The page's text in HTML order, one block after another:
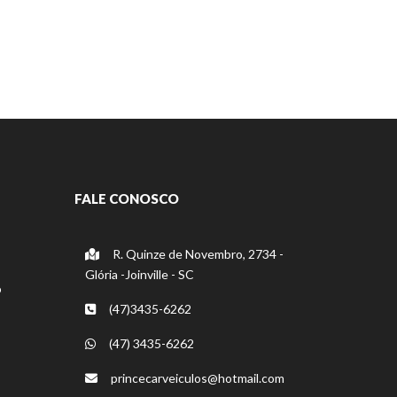
FALE CONOSCO
R. Quinze de Novembro, 2734 -
Glória -Joinville - SC
(47)3435-6262
(47) 3435-6262
princecarveiculos@hotmail.com